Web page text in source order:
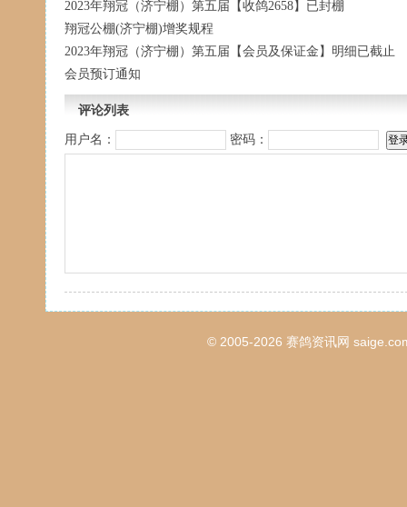
2023年翔冠（济宁棚）第五届【收鸽2658】已封棚
翔冠公棚(济宁棚)增奖规程
2023年翔冠（济宁棚）第五届【会员及保证金】明细已截止
会员预订通知
评论列表
用户名： 密码：
© 2005-2026 赛鸽资讯网